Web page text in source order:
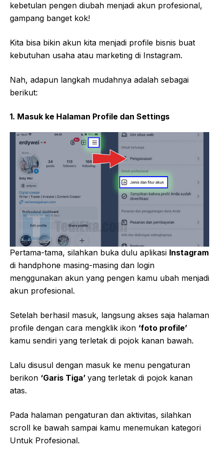
kebetulan pengen diubah menjadi akun profesional,
gampang banget kok!
Kita bisa bikin akun kita menjadi profile bisnis buat
kebutuhan usaha atau marketing di Instagram.
Nah, adapun langkah mudahnya adalah sebagai
berikut:
1. Masuk ke Halaman Profile dan Settings
Pertama-tama, silahkan buka dulu aplikasi Instagram
di handphone masing-masing dan login
menggunakan akun yang pengen kamu ubah menjadi
akun profesional.
Setelah berhasil masuk, langsung akses saja halaman
profile dengan cara mengklik ikon ‘foto profile’
kamu sendiri yang terletak di pojok kanan bawah.
Lalu disusul dengan masuk ke menu pengaturan
berikon ‘Garis Tiga’ yang terletak di pojok kanan
atas.
Pada halaman pengaturan dan aktivitas, silahkan
scroll ke bawah sampai kamu menemukan kategori
Untuk Profesional.